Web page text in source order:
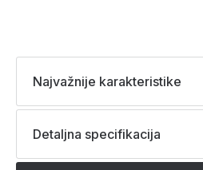
Najvažnije karakteristike
Detaljna specifikacija